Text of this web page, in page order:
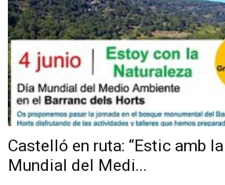
Castelló en ruta: “Estic amb
Mundial del Medi...